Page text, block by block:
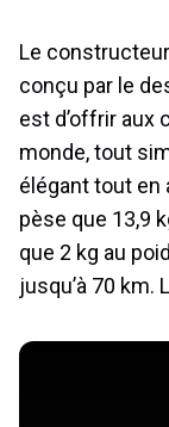
Le
conçu par le
est d’offrir aux
monde, tout
élégant tout en
pèse que 13,9
que 2 kg au
jusqu’à 70 km.